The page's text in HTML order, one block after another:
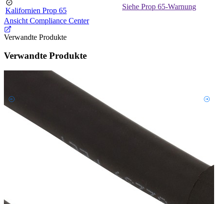
Kalifornien Prop 65
Siehe Prop 65-Warnung
Ansicht Compliance Center
Verwandte Produkte
Verwandte Produkte